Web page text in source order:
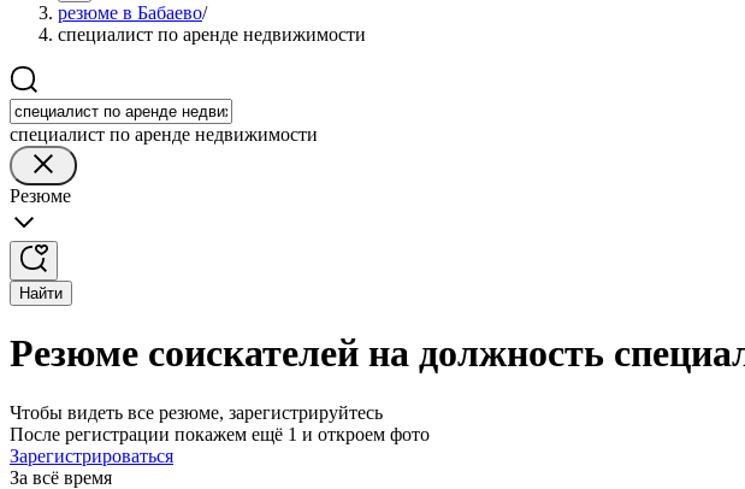
резюме в Бабаево/
специалист по аренде недвижимости
специалист по аренде недвижимости
Резюме
Найти
Резюме соискателей на должность
Чтобы видеть все резюме, зарегистрируйтесь
После регистрации покажем ещё 1 и откроем фото
Зарегистрироваться
За всё время